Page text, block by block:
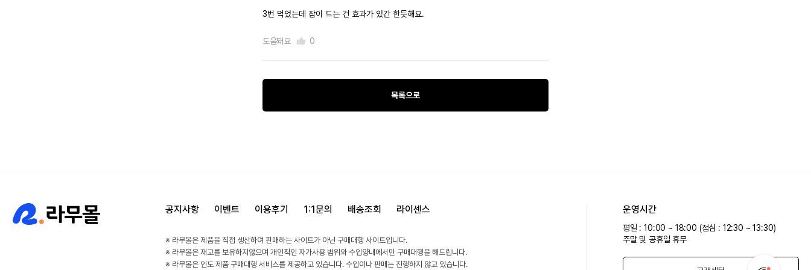
3번 먹었는데 잠이 드는 건 효과가 있간 한듯해요.
도움돼요 0
목록으로
공지사항 이벤트 이용후기 1:1문의 배송조회 라이센스
※ 라무몰은 제품을 직접 생산하여 판매하는 사이트가 아닌 구매대행 사이트입니다.
※ 라무몰은 재고를 보유하지않으며 개인적인 자가사용 범위와 수입양내에서만 구매대행을 해드립니다.
※ 라무몰은 인도 제품 구매대행 서비스를 제공하고 있습니다. 수입이나 판매는 진행하지 않고 있습니다.
운영시간
평일 : 10:00 ~ 18:00 (점심 : 12:30 ~ 13:30)
주말 및 공휴일 휴무